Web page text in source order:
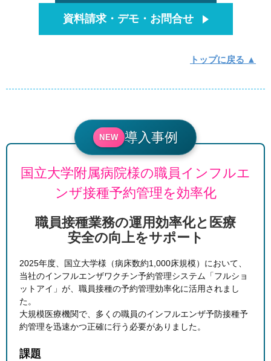
資料請求・デモ・お問合せ
トップに戻る ▲
NEW 導入事例
国立大学附属病院様の職員インフルエ
ンザ接種予約管理を効率化
職員接種業務の運用効率化と医療
安全の向上をサポート
2025年度、国立大学様（病床数約1,000床規模）において、
当社のインフルエンザワクチン予約管理システム「フルショ
ットアイ」が、職員接種の予約管理効率化に活用されまし
た。
大規模医療機関で、多くの職員のインフルエンザ予防接種予
約管理を迅速かつ正確に行う必要がありました。
課題